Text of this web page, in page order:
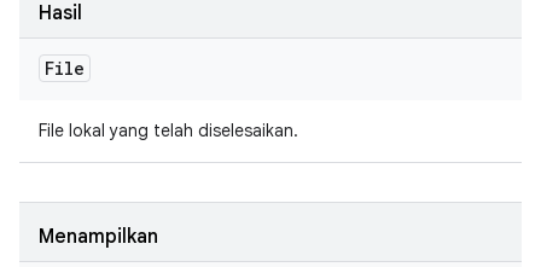
Hasil
File
File lokal yang telah diselesaikan.
Menampilkan